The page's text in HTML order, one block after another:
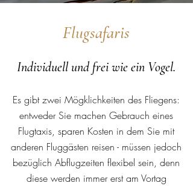
Flugsafaris
Individuell und frei wie ein Vogel.
Es gibt zwei Mögklichkeiten des Fliegens:
entweder Sie machen Gebrauch eines
Flugtaxis, sparen Kosten in dem Sie mit
anderen Fluggästen reisen - müssen jedoch
bezüglich Abflugzeiten flexibel sein, denn
diese werden immer erst am Vortag